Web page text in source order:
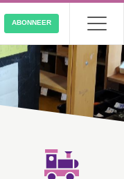
ABONNEER